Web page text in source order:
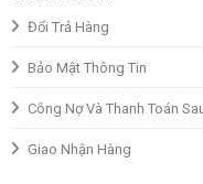
Đổi Trả Hàng
Bảo Mật Thông Tin
Công Nợ Và Thanh Toán
Giao Nhận Hàng